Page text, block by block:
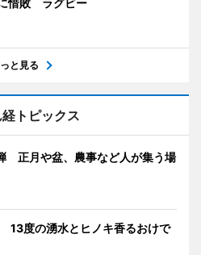
惜敗 ラグビー
と見る
トピックス
正月や盆、農事など人が集う場
13度の湧水とヒノキ香るおけで